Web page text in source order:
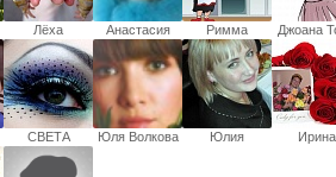
Лёха
Анастасия
Глушенко
Римма Джоана
СВЕТА Юля Волкова
Юлия
Иринa